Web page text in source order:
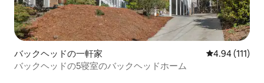
バックヘッドの一軒家 レビュー111
4.94 (111)
バックヘッドの5寝室のバックヘッドホーム